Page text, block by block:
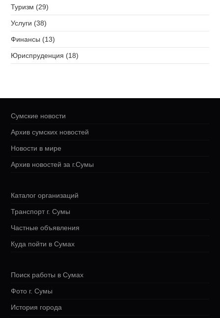
Туризм (29)
Услуги (38)
Финансы (13)
Юриспруденция (18)
Сумские новости
Архив сумских новостей
Новости в мире
Архив новостей за г.Сумы
Каталог организаций
Транспорт г. Сумы
Частные объявления
Куда пойти в Сумах
Поиск работы в Сумах
Фото г. Сумы
История города